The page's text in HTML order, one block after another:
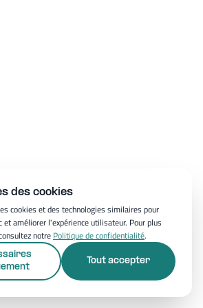
des cookies
cookies et des technologies similaires pour
améliorer l'expérience utilisateur. Pour plus
notre Politique de confidentialité.
Tout accepter